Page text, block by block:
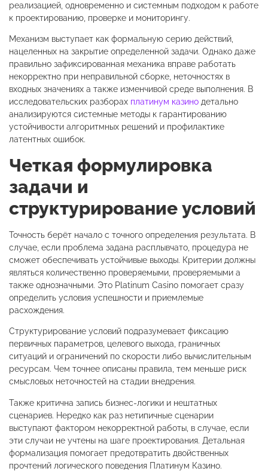
реализацией, одновременно и системным подходом к работе
к проектированию, проверке и мониторингу.
Механизм выступает как формальную серию действий,
нацеленных на закрытие определенной задачи. Однако даже
правильно зафиксированная механика вправе работать
некорректно при неправильной сборке, неточностях в
входных значениях а также изменчивой среде выполнения. В
исследовательских разборах платинум казино детально
анализируются системные методы к гарантированию
устойчивости алгоритмных решений и профилактике
латентных ошибок.
Четкая формулировка
задачи и
структурирование условий
Точность берёт начало с точного определения результата. В
случае, если проблема задана расплывчато, процедура не
сможет обеспечивать устойчивые выходы. Критерии должны
являться количественно проверяемыми, проверяемыми а
также однозначными. Это Platinum Casino помогает сразу
определить условия успешности и приемлемые
расхождения.
Структурирование условий подразумевает фиксацию
первичных параметров, целевого выхода, граничных
ситуаций и ограничений по скорости либо вычислительным
ресурсам. Чем точнее описаны правила, тем меньше риск
смысловых неточностей на стадии внедрения.
Также критична запись бизнес-логики и нештатных
сценариев. Нередко как раз нетипичные сценарии
выступают фактором некорректной работы, в случае, если
эти случаи не учтены на шаге проектирования. Детальная
формализация помогает предотвратить двойственных
прочтений логического поведения Платинум Казино.